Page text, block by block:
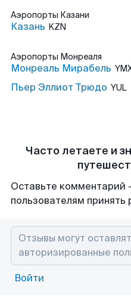
Аэропорты Казани
Казань KZN
Аэропорты Монреаля
Монреаль Мирабель
Пьер Эллиот Трюдо YUL
Часто летаете и
Оставьте комментарий
пользователям принять
Войти